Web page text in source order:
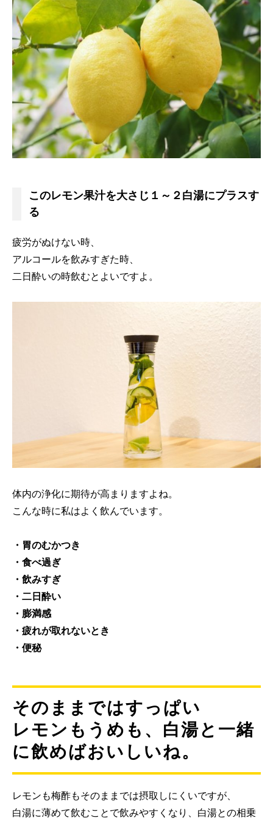
このレモン果汁を大さじ１～２白湯にプラスす
る
疲労がぬけない時、
アルコールを飲みすぎた時、
二日酔いの時飲むとよいですよ。
体内の浄化に期待が高まりますよね。
こんな時に私はよく飲んでいます。
・胃のむかつき
・食べ過ぎ
・飲みすぎ
・二日酔い
・膨満感
・疲れが取れないとき
・便秘
そのままではすっぱい
レモンもうめも、白湯と一緒
に飲めばおいしいね。
レモンも梅酢もそのままでは摂取しにくいですが、
白湯に薄めて飲むことで飲みやすくなり、白湯との相乗